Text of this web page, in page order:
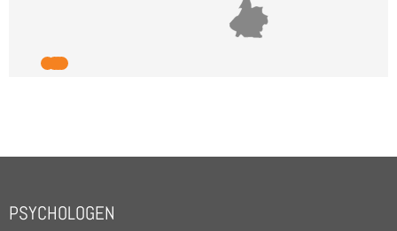
PSYCHOLOGEN